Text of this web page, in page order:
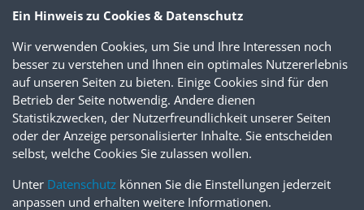
Ein Hinweis zu Cookies & Datenschutz
Wir verwenden Cookies, um Sie und Ihre Interessen noch
besser zu verstehen und Ihnen ein optimales Nutzererlebnis
auf unseren Seiten zu bieten. Einige Cookies sind für den
Betrieb der Seite notwendig. Andere dienen
Statistikzwecken, der Nutzerfreundlichkeit unserer Seiten
oder der Anzeige personalisierter Inhalte. Sie entscheiden
selbst, welche Cookies Sie zulassen wollen.
Unter Datenschutz können Sie die Einstellungen jederzeit
anpassen und erhalten weitere Informationen.